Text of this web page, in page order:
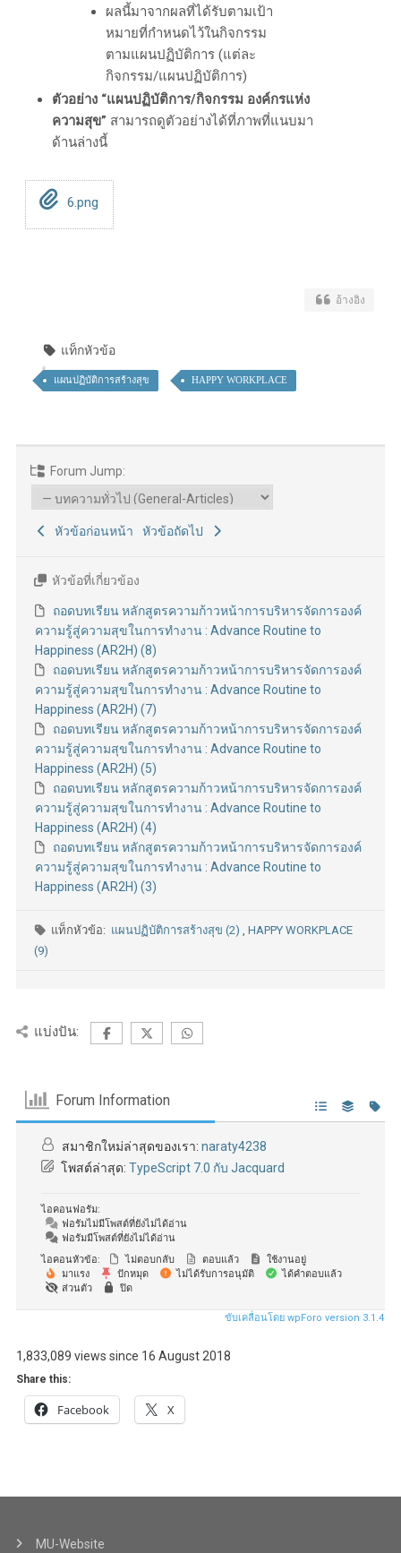
ผลนี้มาจากผลที่ได้รับตามเป้า
หมายที่กำหนดไว้ในกิจกรรม
ตามแผนปฏิบัติการ (แต่ละ
กิจกรรม/แผนปฏิบัติการ)
ตัวอย่าง “แผนปฏิบัติการ/กิจกรรม องค์กรแห่ง
ความสุข” สามารถดูตัวอย่างได้ที่ภาพที่แนบมา
ด้านล่างนี้
6.png
อ้างอิง
แท็กหัวข้อ
แผนปฏิบัติการสร้างสุข HAPPY WORKPLACE
Forum Jump:
หัวข้อก่อนหน้า หัวข้อถัดไป
หัวข้อที่เกี่ยวข้อง
ถอดบทเรียน หลักสูตรความก้าวหน้าการบริหารจัดการองค์
ความรู้สู่ความสุขในการทำงาน : Advance Routine to
Happiness (AR2H) (8)
ถอดบทเรียน หลักสูตรความก้าวหน้าการบริหารจัดการองค์
ความรู้สู่ความสุขในการทำงาน : Advance Routine to
Happiness (AR2H) (7)
ถอดบทเรียน หลักสูตรความก้าวหน้าการบริหารจัดการองค์
ความรู้สู่ความสุขในการทำงาน : Advance Routine to
Happiness (AR2H) (5)
ถอดบทเรียน หลักสูตรความก้าวหน้าการบริหารจัดการองค์
ความรู้สู่ความสุขในการทำงาน : Advance Routine to
Happiness (AR2H) (4)
ถอดบทเรียน หลักสูตรความก้าวหน้าการบริหารจัดการองค์
ความรู้สู่ความสุขในการทำงาน : Advance Routine to
Happiness (AR2H) (3)
แท็กหัวข้อ: แผนปฏิบัติการสร้างสุข (2), HAPPY WORKPLACE
(9)
แบ่งปัน:
Forum Information
สมาชิกใหม่ล่าสุดของเรา: naraty4238
โพสต์ล่าสุด: TypeScript 7.0 กับ Jacquard
ไอคอนฟอรัม:
ฟอรัมไม่มีโพสต์ที่ยังไม่ได้อ่าน
ฟอรัมมีโพสต์ที่ยังไม่ได้อ่าน
ไอคอนหัวข้อ:
ไม่ตอบกลับ ตอบแล้ว
ใช้งานอยู่
มาแรง
ปักหมุด ไม่ได้รับการอนุมัติ
ได้คำตอบแล้ว
ส่วนตัว
ปิด
ขับเคลื่อนโดย wpForo version 3.1.4
1,833,089 views since 16 August 2018
Share this:
Facebook X
MU-Website